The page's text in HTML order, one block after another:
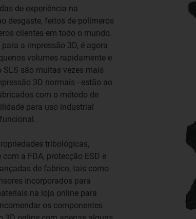
de experiência na
desgaste, feitos de polímeros
clientes em todo o mundo.
a impressão 3D, é agora
volumes rapidamente e
são muitas vezes mais
3D normais - estão ao
com o método de
para uso industrial
tribológicas,
a FDA, protecção ESD e
de fabrico, tais como
incorporados para
na loja online para
os componentes